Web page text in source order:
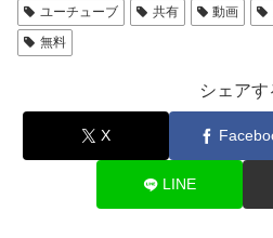
ユーチューブ
共有 動画
無料
シェアす
X
LINE